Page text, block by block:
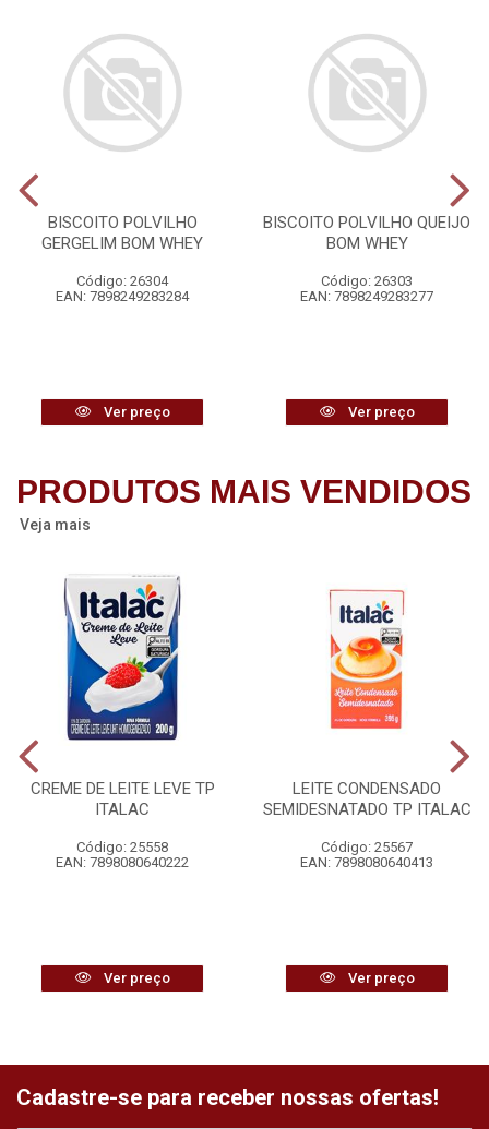
BISCOITO POLVILHO
GERGELIM BOM WHEY
Código: 26304
EAN: 7898249283284
Ver preço
BISCOITO POLVILHO QUEIJO
BOM WHEY
Código: 26303
EAN: 7898249283277
Ver preço
PRODUTOS MAIS VENDIDOS
Veja mais
CREME DE LEITE LEVE TP
ITALAC
Código: 25558
EAN: 7898080640222
Ver preço
LEITE CONDENSADO
SEMIDESNATADO TP ITALAC
Código: 25567
EAN: 7898080640413
Ver preço
Cadastre-se para receber nossas ofertas!